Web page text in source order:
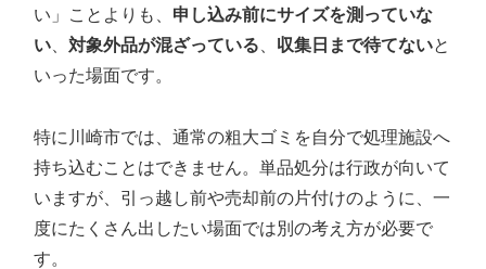
い」ことよりも、 申し込み前にサイズを測っていな
い
対象外品が混ざっている 収集日まで待てないと
いった場面です。
特に川崎市では、通常の粗大ゴミを自分で処理施設へ
持ち込むことはできません。単品処分は行政が向いて
いますが、引っ越し前や売却前の片付けのように、一
度にたくさん出したい場面では別の考え方が必要で
す。